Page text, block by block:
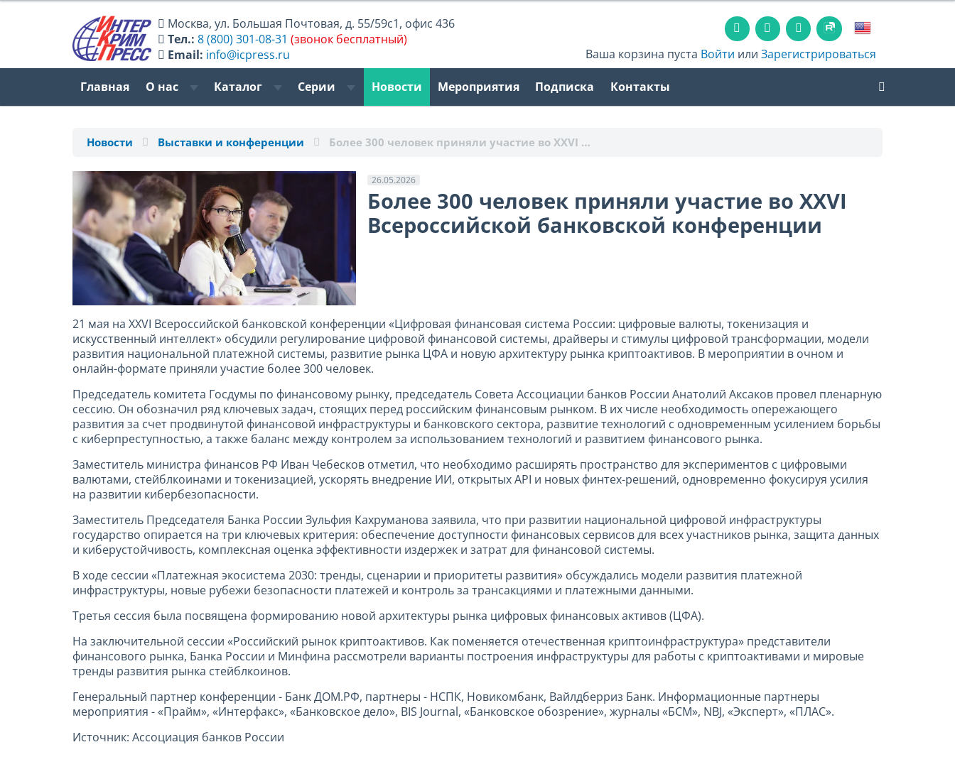
Москва,ул. Большая Почтовая, д. 55/59с1, офис 436
Тел.: 8 (800) 301-08-31 (звонок бесплатный)
Email: info@icpress.ru Ваша корзина пуста Войти илиЗарегистрироваться
Главная О нас Каталог Серии Новости Мероприятия Подписка Контакты
Новости Выставки и конференции Более 300 человек приняли участие во XXVI …
26.05.2026
Более 300 человек приняли участие во XXVI
Всероссийской банковской конференции
21 мая на XXVI Всероссийской банковской конференции «Цифровая финансовая система России: цифровые валюты, токенизация и
искусственный интеллект» обсудили регулирование цифровой финансовой системы, драйверы и стимулы цифровой трансформации, модели
развития национальной платежной системы, развитие рынка ЦФА и новую архитектуру рынка криптоактивов. В мероприятии в очном и
онлайн-формате приняли участие более 300 человек.
Председатель комитета Госдумы по финансовому рынку, председатель Совета Ассоциации банков России Анатолий Аксаков провел пленарную
сессию. Он обозначил ряд ключевых задач, стоящих перед российским финансовым рынком. В их числе необходимость опережающего
развития за счет продвинутой финансовой инфраструктуры и банковского сектора, развитие технологий с одновременным усилением борьбы
с киберпреступностью, а также баланс между контролем за использованием технологий и развитием финансового рынка.
Заместитель министра финансов РФ Иван Чебесков отметил, что необходимо расширять пространство для экспериментов с цифровыми
валютами, стейблкоинами и токенизацией, ускорять внедрение ИИ, открытых API и новых финтех-решений, одновременно фокусируя усилия
на развитии кибербезопасности.
Заместитель Председателя Банка России Зульфия Кахруманова заявила, что при развитии национальной цифровой инфраструктуры
государство опирается на три ключевых критерия: обеспечение доступности финансовых сервисов для всех участников рынка, защита данных
и киберустойчивость, комплексная оценка эффективности издержек и затрат для финансовой системы.
В ходе сессии «Платежная экосистема 2030: тренды, сценарии и приоритеты развития» обсуждались модели развития платежной
инфраструктуры, новые рубежи безопасности платежей и контроль за трансакциями и платежными данными.
Третья сессия была посвящена формированию новой архитектуры рынка цифровых финансовых активов (ЦФА).
На заключительной сессии «Российский рынок криптоактивов. Как поменяется отечественная криптоинфраструктура» представители
финансового рынка, Банка России и Минфина рассмотрели варианты построения инфраструктуры для работы с криптоактивами и мировые
тренды развития рынка стейблкоинов.
Генеральный партнер конференции - Банк ДОМ.РФ, партнеры - НСПК, Новикомбанк, Вайлдберриз Банк. Информационные партнеры
мероприятия - «Прайм», «Интерфакс», «Банковское дело», BIS Journal, «Банковское обозрение», журналы «БСМ», NBJ, «Эксперт», «ПЛАС».
Источник: Ассоциация банков России